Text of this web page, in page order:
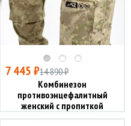
7 445 ₽14 890 ₽
Комбинезон
противоэнцефалитный
женский с пропиткой
"Таежный-Н" (туман)